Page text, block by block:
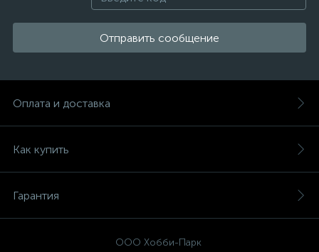
Отправить сообщение
Оплата и доставка
Как купить
Гарантия
ООО Хобби-Парк